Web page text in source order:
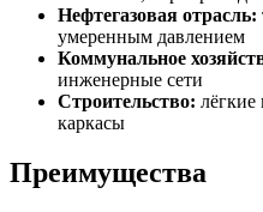
Нефтегазовая отрасль:
умеренным давлением
Коммунальное
инженерные сети
Строительство: лёгкие
каркасы
Преимущества